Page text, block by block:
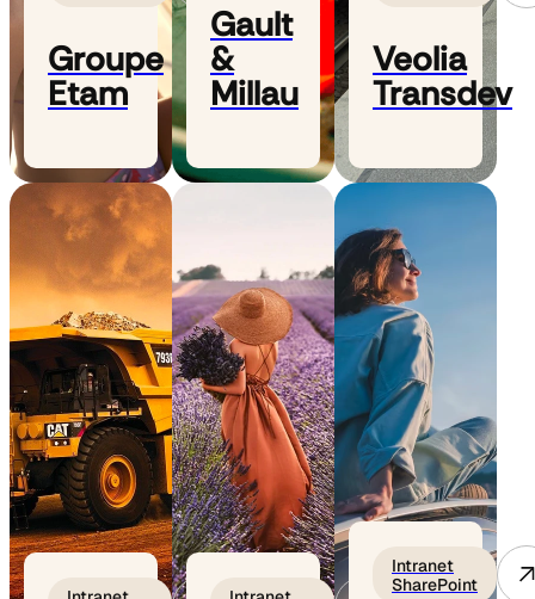
Groupe
Etam
Gault
&
Millau
Veolia
Transdev
Intranet
SharePoint